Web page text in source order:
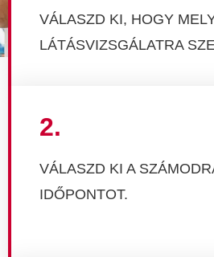
VÁLASZD KI, HOGY
LÁTÁSVIZSGÁLATRA
2.
VÁLASZD KI A
IDŐPONTOT.